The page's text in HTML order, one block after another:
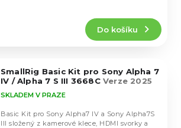
Do košíku
SmallRig Basic Kit pro Sony Alpha 7
IV / Alpha 7 S III 3668C Verze 2025
SKLADEM V PRAZE
Basic Kit pro Sony Alpha7 IV a Sony Alpha7S
III složený z kamerové klece, HDMI svorky a